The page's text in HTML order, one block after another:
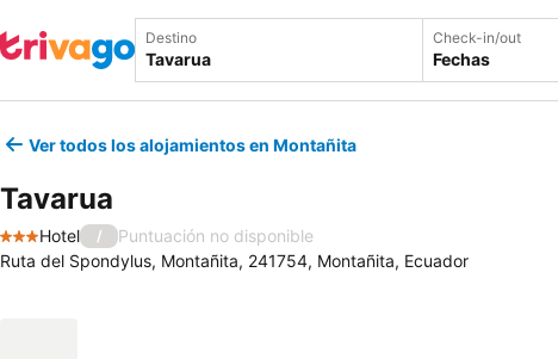
Destino Check-in/out
Fechas
Ver todos los alojamientos en Montañita
Tavarua
3 Estrellas
Hotel /
Puntuación no disponible
Ruta del Spondylus, Montañita, 241754, Montañita, Ecuador